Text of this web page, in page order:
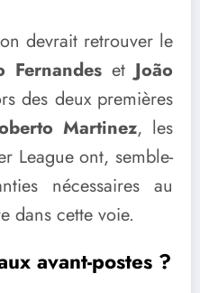
devrait retrouver le
FernandesetJoão
des deux premières
Martinez, les
League ont, semble-
nécessaires au
dans cette voie.
avant-postes ?